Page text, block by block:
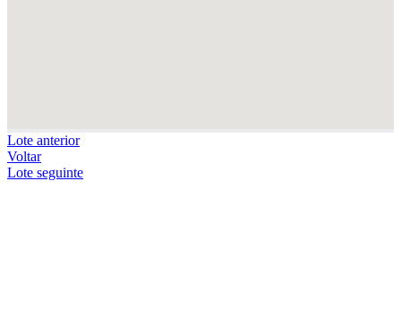
Lote anterior
Voltar
Lote seguinte